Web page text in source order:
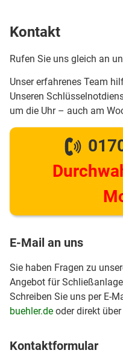
Kontakt
Rufen Sie uns gleich an
Unser erfahrenes Team
Unseren
um die Uhr – auch am
E-Mail an uns
Sie haben Fragen zu
Angebot für
Schreiben Sie uns per E-
buehler.de oder direkt
Kontaktformular